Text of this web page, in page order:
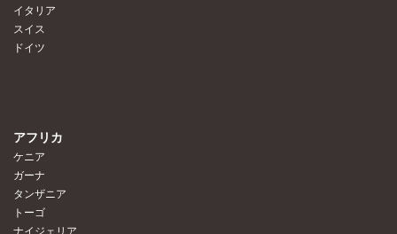
イタリア
スイス
ドイツ
アフリカ
ケニア
ガーナ
タンザニア
トーゴ
ナイジェリア